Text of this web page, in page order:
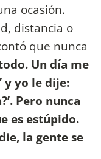
ocasión.
distancia o
que nunca
Un día me
y yo le dije:
Pero nunca
es estúpido.
la gente se